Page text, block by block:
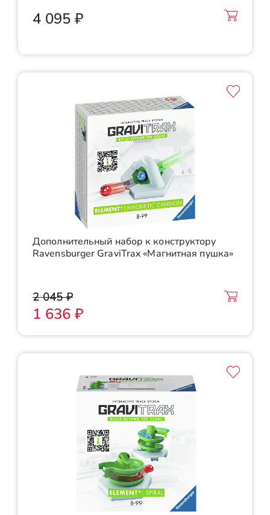
4 095 ₽
Дополнительный набор к конструктору
Ravensburger GraviTrax «Магнитная пушка»
2 045 ₽
1 636 ₽